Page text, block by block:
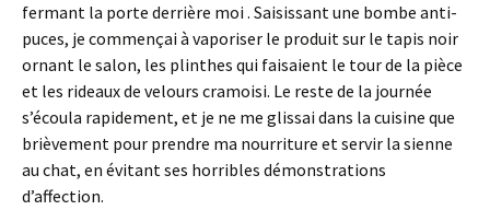
fermant la porte derrière moi . Saisissant une bombe anti-
puces, je commençai à vaporiser le produit sur le tapis noir
ornant le salon, les plinthes qui faisaient le tour de la pièce
et les rideaux de velours cramoisi. Le reste de la journée
s’écoula rapidement, et je ne me glissai dans la cuisine que
brièvement pour prendre ma nourriture et servir la sienne
au chat, en évitant ses horribles démonstrations
d’affection.